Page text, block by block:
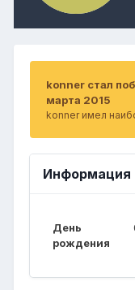
konner стал
марта 2015
konner имел
Информация
День
рождения